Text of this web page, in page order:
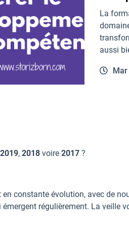
La
aussi
, 2018 voire 2017 ?
constante évolution, avec de
régulièrement. La veille